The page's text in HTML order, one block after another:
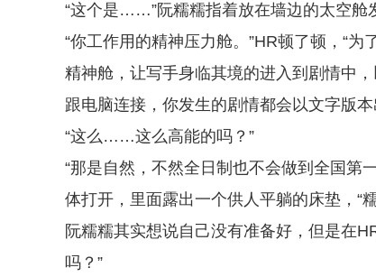
“这个是……”阮糯糯指着放在墙边的太空舱
“你工作用的精神压力舱。”HR顿了顿，“
精神舱，让写手身临其境的进入到剧情中
跟电脑连接，你发生的剧情都会以文字版
“这么……这么高能的吗？”
“那是自然，不然全日制也不会做到全国第
体打开，里面露出一个供人平躺的床垫，“
阮糯糯其实想说自己没有准备好，但是在
吗？”